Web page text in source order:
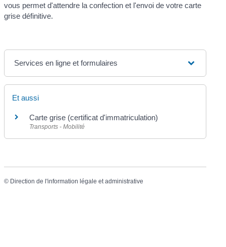
vous permet d'attendre la confection et l'envoi de votre carte
grise définitive.
Services en ligne et formulaires
Et aussi
Carte grise (certificat d'immatriculation)
Transports - Mobilité
© Direction de l'information légale et administrative